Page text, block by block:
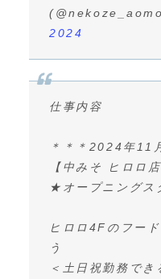
2024
仕事内容
＊＊＊2024年11
【中みそ ヒロロ店
★オープニングス
ヒロロ4Fのフー
う
＜土日祝勤務でき